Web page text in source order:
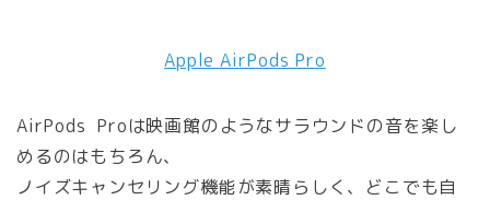
Apple AirPods Pro
AirPods Proは映画館のようなサラウンドの音を楽し
めるのはもちろん、
ノイズキャンセリング機能が素晴らしく、どこでも自